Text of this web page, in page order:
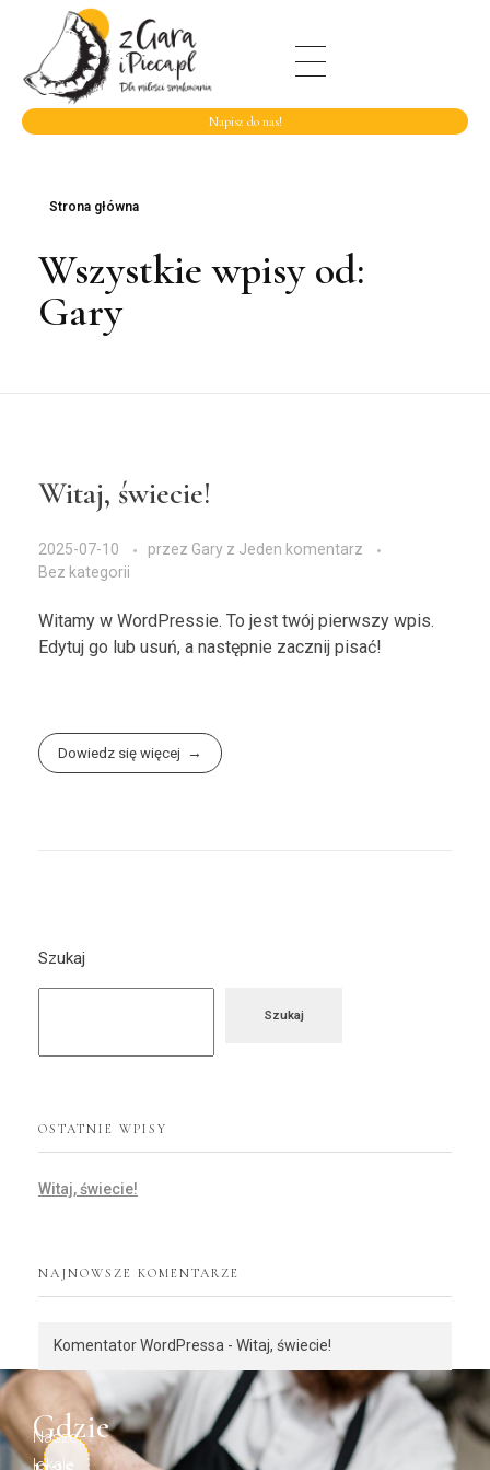
Napisz do nas!
Strona główna
Wszystkie wpisy od:
Gary
Witaj, świecie!
2025-07-10 przez Gary z Jeden komentarz
Bez kategorii
Witamy w WordPressie. To jest twój pierwszy wpis.
Edytuj go lub usuń, a następnie zacznij pisać!
Dowiedz się więcej
Szukaj
Szukaj
OSTATNIE WPISY
Witaj, świecie!
NAJNOWSZE KOMENTARZE
Komentator WordPressa - Witaj, świecie!
Gdzie
Nasze
lokale